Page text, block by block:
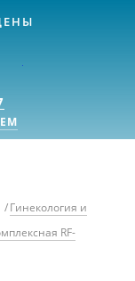
/Гинекология и
RF-